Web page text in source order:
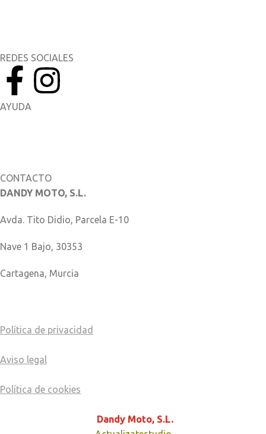
REDES SOCIALES
AYUDA
CONTACTO
DANDY MOTO, S.L.
Avda. Tito Didio, Parcela E-10
Nave 1 Bajo, 30353
Cartagena, Murcia
Política de privacidad
Aviso legal
Política de cookies
Dandy Moto, S.L.